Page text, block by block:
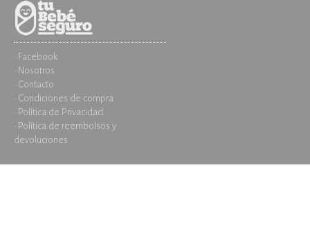
· Facebook
· Nosotros
· Contacto
· Condiciones de compra
· Política de Privacidad
· Política de reembolsos y
devoluciones